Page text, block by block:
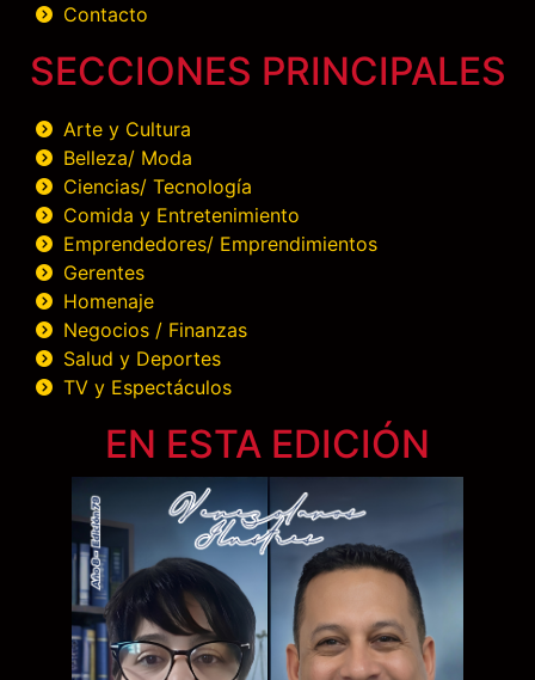
Contacto
SECCIONES PRINCIPALES
Arte y Cultura
Belleza/ Moda
Ciencias/ Tecnología
Comida y Entretenimiento
Emprendedores/ Emprendimientos
Gerentes
Homenaje
Negocios / Finanzas
Salud y Deportes
TV y Espectáculos
EN ESTA EDICIÓN